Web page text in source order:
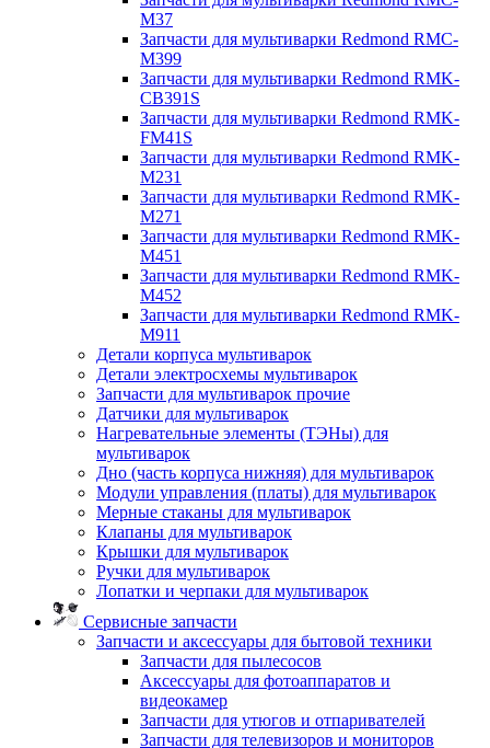
M37
Запчасти для мультиварки Redmond RMC-
M399
Запчасти для мультиварки Redmond RMK-
CB391S
Запчасти для мультиварки Redmond RMK-
FM41S
Запчасти для мультиварки Redmond RMK-
M231
Запчасти для мультиварки Redmond RMK-
M271
Запчасти для мультиварки Redmond RMK-
M451
Запчасти для мультиварки Redmond RMK-
M452
Запчасти для мультиварки Redmond RMK-
M911
Детали корпуса мультиварок
Детали электросхемы мультиварок
Запчасти для мультиварок прочие
Датчики для мультиварок
Нагревательные элементы (ТЭНы) для
мультиварок
Дно (часть корпуса нижняя) для мультиварок
Модули управления (платы) для мультиварок
Мерные стаканы для мультиварок
Клапаны для мультиварок
Крышки для мультиварок
Ручки для мультиварок
Лопатки и черпаки для мультиварок
Сервисные запчасти
Запчасти и аксессуары для бытовой техники
Запчасти для пылесосов
Аксессуары для фотоаппаратов и
видеокамер
Запчасти для утюгов и отпаривателей
Запчасти для телевизоров и мониторов